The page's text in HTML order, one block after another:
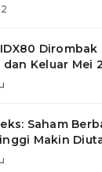
Dirombak
Keluar Mei
Saham
Makin